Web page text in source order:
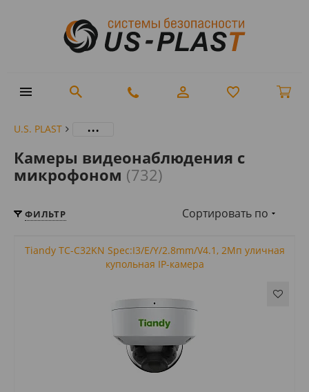
U.S. PLAST ...
Камеры видеонаблюдения с
микрофоном (732)
ФИЛЬТР Сортировать по
Tiandy TC-C32KN Spec:I3/E/Y/2.8mm/V4.1, 2Мп уличная
купольная IP-камера